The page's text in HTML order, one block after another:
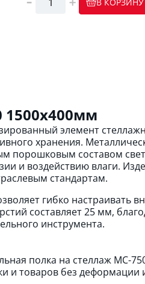
1500х400мм
элемент
хранения.
порошковым составом
и воздействию влаги.
стандартам.
гибко настраивать
составляет 25 мм,
инструмента.
полка на стеллаж МС-
и товаров без деформации